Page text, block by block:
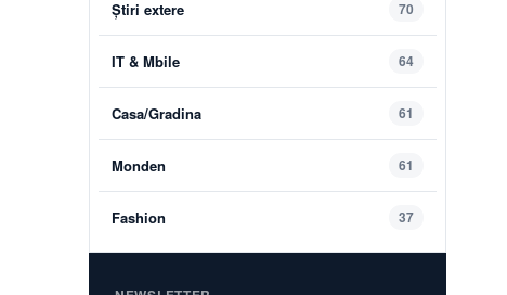
Știri extere 70
IT & Mbile 64
Casa/Gradina 61
Monden 61
Fashion 37